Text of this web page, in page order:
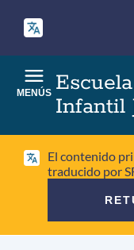
contenido
principal
Infantil
MENÚS
El contenido
traducido por